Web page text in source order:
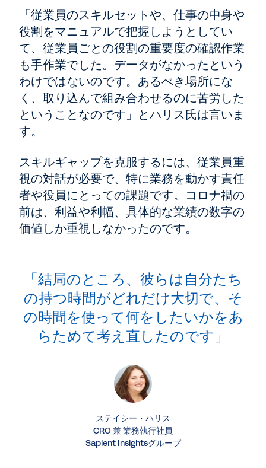
「従業員のスキルセットや、仕事の中身や
役割をマニュアルで把握しようとしてい
て、従業員ごとの役割の重要度の確認作業
も手作業でした。データがなかったという
わけではないのです。あるべき場所にな
く、取り込んで組み合わせるのに苦労した
ということなのです」とハリス氏は言いま
す。
スキルギャップを克服するには、従業員重
視の対話が必要で、特に業務を動かす責任
者や役員にとっての課題です。コロナ禍の
前は、利益や利幅、具体的な業績の数字の
価値しか重視しなかったのです。
「結局のところ、彼らは自分たち
の持つ時間がどれだけ大切で、そ
の時間を使って何をしたいかをあ
らためて考え直したのです」
ステイシー・ハリス
CRO 兼 業務執行社員
Sapient Insightsグループ